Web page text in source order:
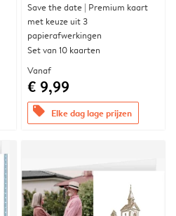
Save the date | Premium kaart
met keuze uit 3
papierafwerkingen
Set van 10 kaarten
Vanaf
€ 9,99
offers Elke dag lage prijzen